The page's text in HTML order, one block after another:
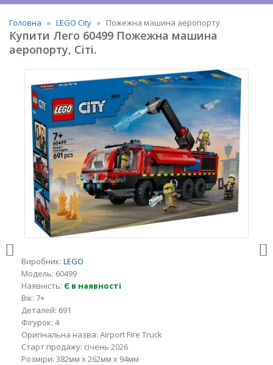
Головна LEGO City Пожежна машина аеропорту
Купити Лего 60499 Пожежна машина
аеропорту, Сіті.
Виробник: LEGO
Модель: 60499
Наявність: Є в наявності
Вік: 7+
Деталей: 691
Фігурок: 4
Оригінальна назва: Airport Fire Truck
Старт продажу: січень 2026
Розміри: 382мм x 262мм x 94мм